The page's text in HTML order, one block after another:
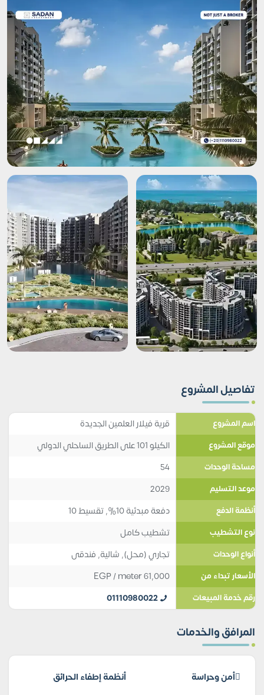
تفاصيل المشروع
اسم المشروع قرية فيلار العلمين الجديدة
موقع المشروع الكيلو 101 على الطريق الساحلي الدولي
مساحة الوحدات 54
موعد التسليم 2029
أنظمة الدفع دفعة مبدئية 10%, تقسيط 10
نوع التشطيب تشطيب كامل
أنواع الوحدات تجاري (محل), شالية, فندقى
الأسعار تبداء من 61,000
EGP/ meter
رقم خدمة المبيعات 01110980022
المرافق والخدمات
أمن وحراسة
أنظمة إطفاء الحرائق